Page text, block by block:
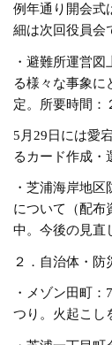
例年通り開会式
細は次回役員会
・避難所運営
る様々な事象に
定。所要時間：
5月29日には愛
るカード作成・
・芝浦海岸地
について（配布
中。今後の見直
２．自治体・防
・メゾン田町
つり。火起こし